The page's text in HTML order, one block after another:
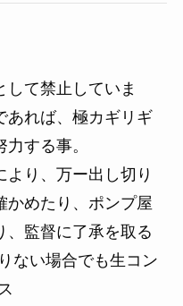
して禁止していま
あれば、極カギリギ
する事。
より、万ー出し切り
かめたり、ポンプ屋
、監督に了承を取る
ない場合でも生コン